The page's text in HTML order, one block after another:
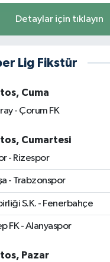
Detaylar için tıklayın
Lig Fikstür
Cuma
- Çorum FK
Cumartesi
- Rizespor
- Trabzonspor
S.K. - Fenerbahçe
FK - Alanyaspor
Pazar